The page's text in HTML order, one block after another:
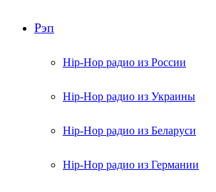
Рэп
Hip-Hop радио из России
Hip-Hop радио из Украины
Hip-Hop радио из Беларуси
Hip-Hop радио из Германии